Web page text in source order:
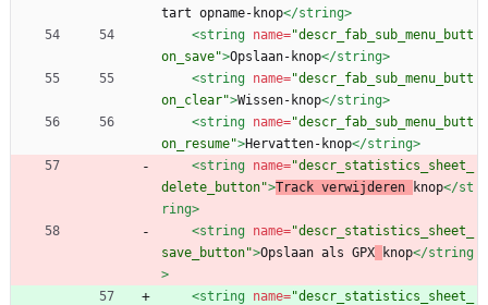
tart opname-knop</string>
<string name="descr_fab_sub_menu_butt
on_save">Opslaan-knop</string>
<string name="descr_fab_sub_menu_butt
on_clear">Wissen-knop</string>
<string name="descr_fab_sub_menu_butt
on_resume">Hervatten-knop</string>
<string name="descr_statistics_sheet_
delete_button">Track verwijderen knop</st
ring>
<string name="descr_statistics_sheet_
save_button">Opslaan als GPX knop</string
>
<string
name="descr_statistics_sheet_